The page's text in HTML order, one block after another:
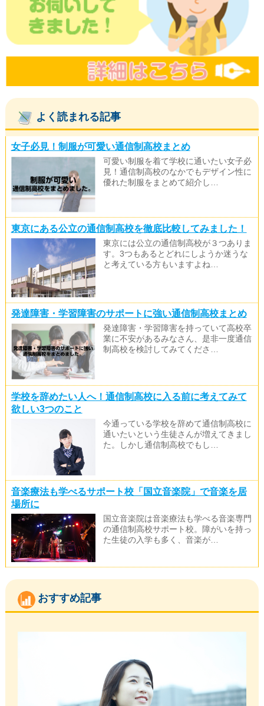
よく読まれる記事
女子必見！制服が可愛い通信制高校まとめ
可愛い制服を着て学校に通いたい女子必
見！通信制高校のなかでもデザイン性に
優れた制服をまとめて紹介し…
東京にある公立の通信制高校を徹底比較してみました！
東京には公立の通信制高校が３つありま
す。3つもあるとどれにしようか迷うな
と考えている方もいますよね…
発達障害・学習障害のサポートに強い通信制高校まとめ
発達障害・学習障害を持っていて高校卒
業に不安があるみなさん、是非一度通信
制高校を検討してみてくださ…
学校を辞めたい人へ！通信制高校に入る前に考えてみて
欲しい3つのこと
今通っている学校を辞めて通信制高校に
通いたいという生徒さんが増えてきまし
た。しかし通信制高校でもし…
音楽療法も学べるサポート校「国立音楽院」で音楽を居
場所に
国立音楽院は音楽療法も学べる音楽専門
の通信制高校サポート校。障がいを持っ
た生徒の入学も多く、音楽が…
おすすめ記事